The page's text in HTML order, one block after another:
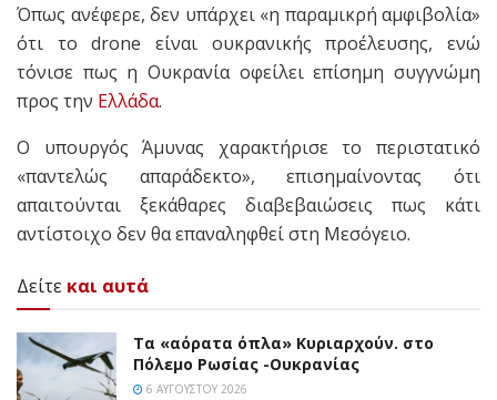
Όπως ανέφερε, δεν υπάρχει «η παραμικρή αμφιβολία»
ότι το drone είναι ουκρανικής προέλευσης, ενώ
τόνισε πως η Ουκρανία οφείλει επίσημη συγγνώμη
προς την Ελλάδα.
Ο υπουργός Άμυνας χαρακτήρισε το περιστατικό
«παντελώς απαράδεκτο», επισημαίνοντας ότι
απαιτούνται ξεκάθαρες διαβεβαιώσεις πως κάτι
αντίστοιχο δεν θα επαναληφθεί στη Μεσόγειο.
Δείτε και αυτά
Τα «αόρατα όπλα» Κυριαρχούν. στο
Πόλεμο Ρωσίας -Ουκρανίας
6 ΑΥΓΟΎΣΤΟΥ 2026